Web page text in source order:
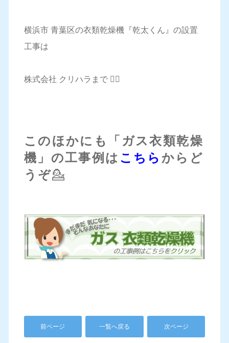
横浜市 青葉区の衣類乾燥機『乾太くん』の設置
工事は
株式会社 クリハラまで 💁‍♀️
このほかにも「ガス衣類乾燥
機」の工事例は こちら からど
うぞ💁
前ページ 一覧へ戻る 次ページ